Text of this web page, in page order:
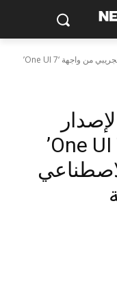
سامسونج تبدأ بطرح الإصدار التجريبي من واجهة ‘One UI 7’
التجريبي من واجهة ‘One UI 7’